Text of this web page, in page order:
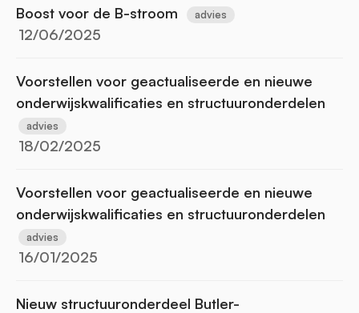
Boost voor de B-stroom advies
12/06/2025
Voorstellen voor geactualiseerde en nieuwe
onderwijskwalificaties en structuuronderdelen
advies
18/02/2025
Voorstellen voor geactualiseerde en nieuwe
onderwijskwalificaties en structuuronderdelen
advies
16/01/2025
Nieuw structuuronderdeel Butler-